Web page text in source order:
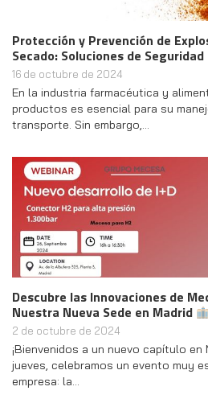
Protección y Prevención de
Secado: Soluciones de
16 de octubre de 2024
En la industria farmacéutica y
productos es esencial para su
transporte. Sin embargo,…
Descubre las Innovaciones de
Nuestra Nueva Sede en Madrid
2 de octubre de 2024
¡Bienvenidos a un nuevo capítulo en
jueves, celebramos un evento muy
empresa: la…